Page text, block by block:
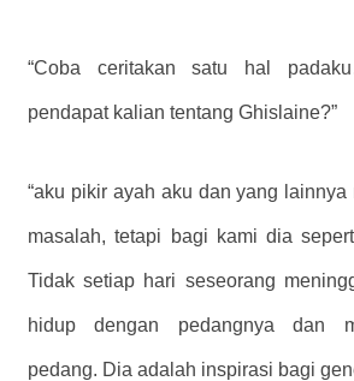
“Coba ceritakan satu hal
pendapat kalian tentang Ghislaine?”
“aku pikir ayah aku dan yang
masalah, tetapi bagi kami dia
Tidak setiap hari seseorang
hidup dengan pedangnya dan
pedang. Dia adalah inspirasi bagi